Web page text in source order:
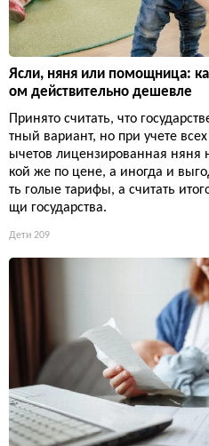
Ясли, няня или помощница:
ом действительно дешевле
Принято считать, что
тный вариант, но при учете
ычетов лицензированная няня
кой же по цене, а иногда и
ть голые тарифы, а считать
щи государства.
Дети 209